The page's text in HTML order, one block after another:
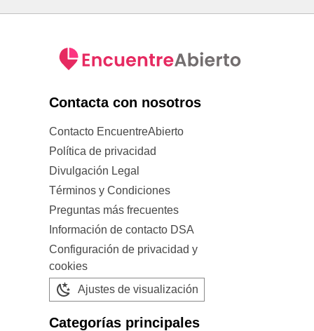
Contacta con nosotros
Contacto EncuentreAbierto
Política de privacidad
Divulgación Legal
Términos y Condiciones
Preguntas más frecuentes
Información de contacto DSA
Configuración de privacidad y
cookies
Ajustes de visualización
Categorías principales